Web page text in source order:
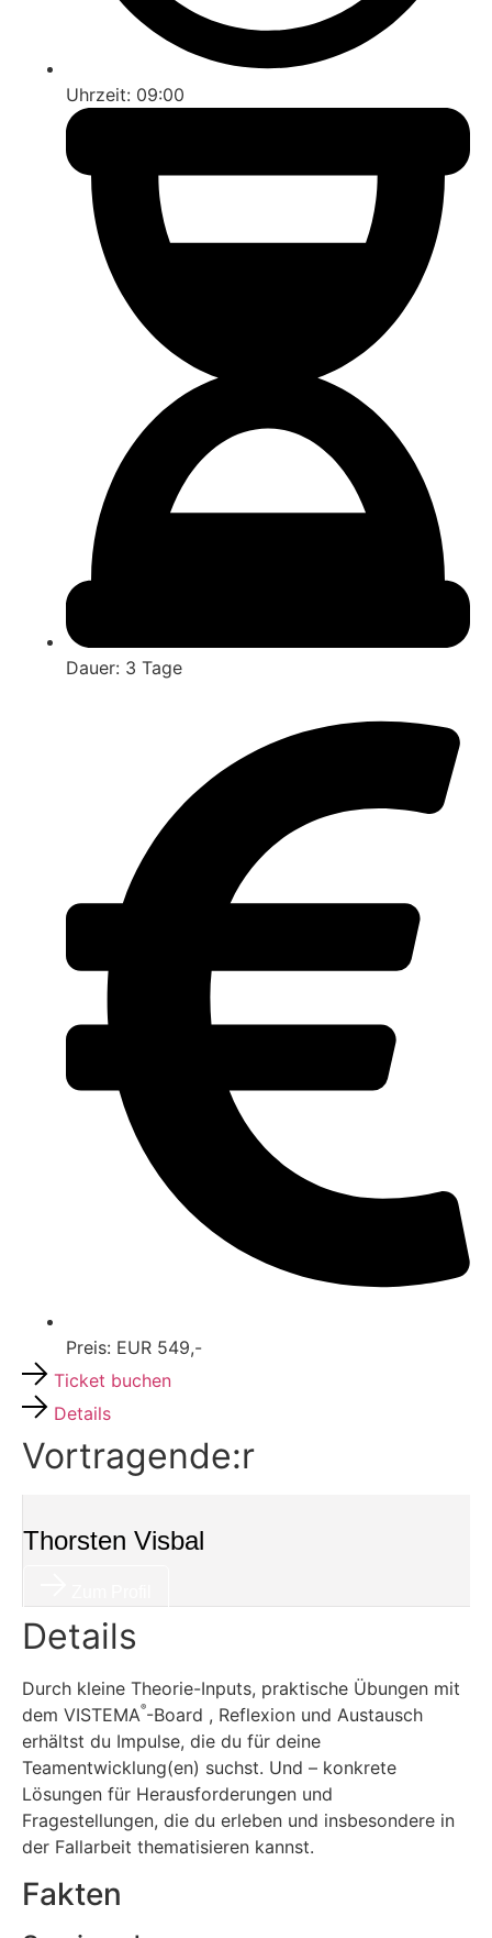
Uhrzeit: 09:00
Dauer: 3 Tage
Preis: EUR 549,-
Ticket buchen
Details
Vortragende:r
Thorsten Visbal
Details
Durch kleine Theorie-Inputs, praktische Übungen mit
dem VISTEMA®-Board , Reflexion und Austausch
erhältst du Impulse, die du für deine
Teamentwicklung(en) suchst. Und – konkrete
Lösungen für Herausforderungen und
Fragestellungen, die du erleben und insbesondere in
der Fallarbeit thematisieren kannst.
Fakten